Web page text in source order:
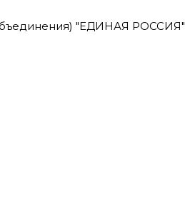
"ЕДИНАЯ РОССИЯ"